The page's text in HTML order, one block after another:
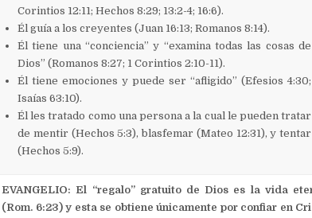
Corintios 12:11; Hechos 8:29; 13:2-4; 16:6).
Él guía a los creyentes (Juan 16:13; Romanos 8:14).
Él tiene una “conciencia” y “examina todas las cosas de
Dios” (Romanos 8:27; 1 Corintios 2:10-11).
Él tiene emociones y puede ser “afligido” (Efesios 4:30;
Isaías 63:10).
Él les tratado como una persona a la cual le pueden tratar
de mentir (Hechos 5:3), blasfemar (Mateo 12:31), y tentar
(Hechos 5:9).
EVANGELIO: El “regalo” gratuito de Dios es la vida
(Rom. 6:23) y esta se obtiene únicamente por confiar en